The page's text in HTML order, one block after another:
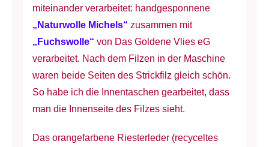
miteinander verarbeitet: handgesponnene
„Naturwolle Michels“ zusammen mit
„Fuchswolle“ von Das Goldene Vlies eG
verarbeitet. Nach dem Filzen in der Maschine
waren beide Seiten des Strickfilz gleich schön.
So habe ich die Innentaschen gearbeitet, dass
man die Innenseite des Filzes sieht.
Das orangefarbene Riesterleder (recyceltes